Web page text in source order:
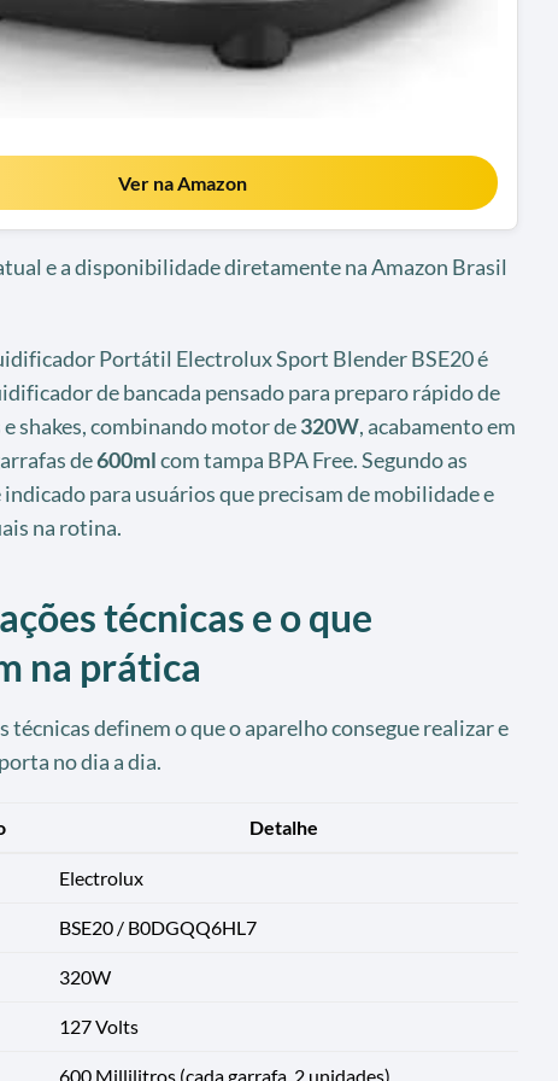
Ver na Amazon
e a disponibilidade diretamente na Amazon Brasil
Portátil Electrolux Sport Blender BSE20 é
de bancada pensado para preparo rápido de
shakes, combinando motor de320W, acabamento em
de600mlcom tampa BPA Free. Segundo as
indicado para usuários que precisam de mobilidade e
na rotina.
técnicas e o que
na prática
técnicas definem o que o aparelho consegue realizar e
no dia a dia.
Detalhe
Electrolux
BSE20 / B0DGQQ6HL7
320W
127 Volts
600 Millilitros (cada garrafa, 2 unidades)